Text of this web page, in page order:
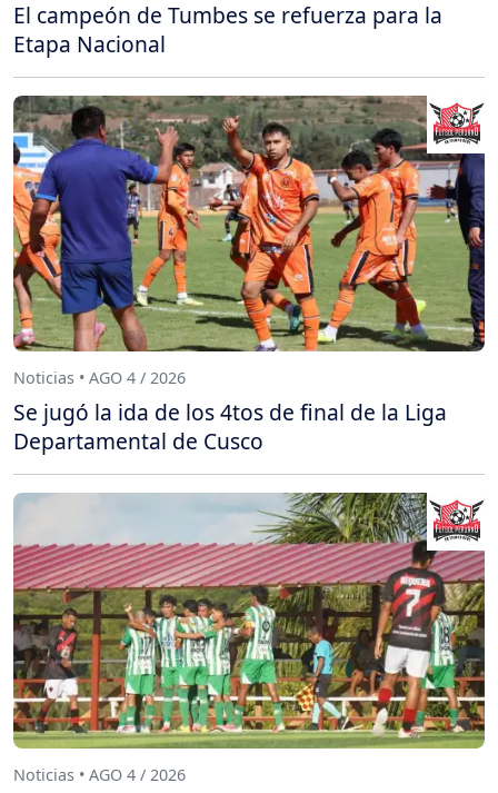
El campeón de Tumbes se refuerza para la
Etapa Nacional
Noticias • AGO 4 / 2026
Se jugó la ida de los 4tos de final de la Liga
Departamental de Cusco
Noticias • AGO 4 / 2026